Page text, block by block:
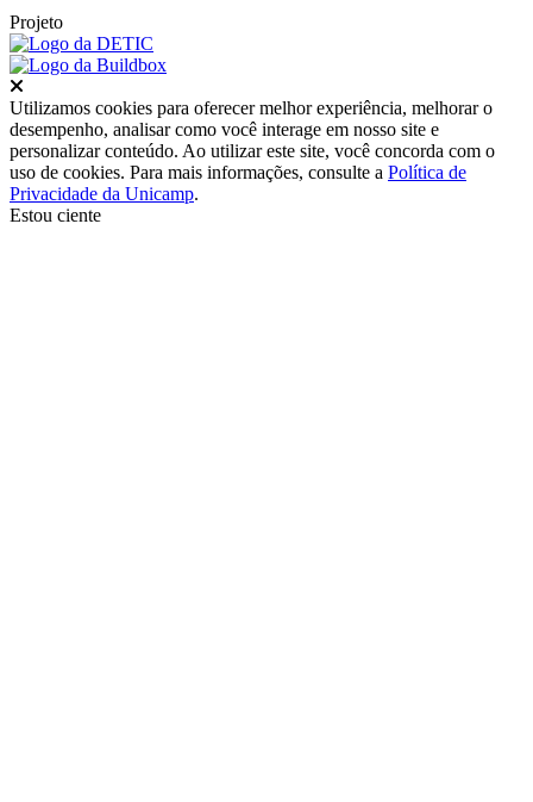
Projeto
Utilizamos cookies para oferecer melhor experiência, melhorar o
desempenho, analisar como você interage em nosso site e
personalizar conteúdo. Ao utilizar este site, você concorda com o
uso de cookies. Para mais informações, consulte a Política de
Privacidade da Unicamp.
Estou ciente